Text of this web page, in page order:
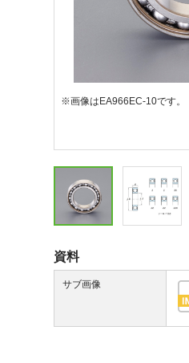
※画像はEA966EC-10です。
資料
サブ画像